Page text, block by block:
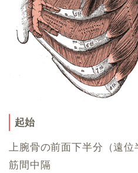
起始
上腕骨の前面下半分（遠
筋間中隔